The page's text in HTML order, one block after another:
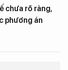
chưa rõ ràng,
phương án